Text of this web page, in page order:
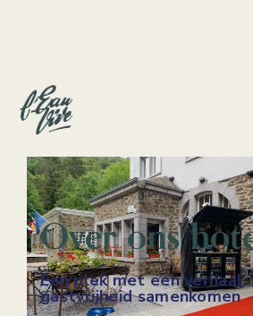
Een plek met een
gastvrijheid samenkomen
Over ons